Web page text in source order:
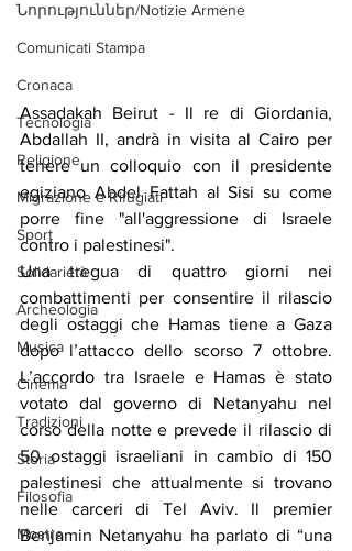
Նորություններ/Notizie Armene
Comunicati Stampa
Cronaca
Tecnologia
Religione
Migrazione e Rifugiati
Sport
Solidarietà
Archeologia
Musica
Cinema
Tradizioni
Storia
Filosofia
Mostre
Assadakah Beirut - Il re di Giordania,
Abdallah II, andrà in visita al Cairo per
tenere un colloquio con il presidente
egiziano Abdel Fattah al Sisi su come
porre fine "all'aggressione di Israele
contro i palestinesi".
Una tregua di quattro giorni nei
combattimenti per consentire il rilascio
degli ostaggi che Hamas tiene a Gaza
dopo l’attacco dello scorso 7 ottobre.
L’accordo tra Israele e Hamas è stato
votato dal governo di Netanyahu nel
corso della notte e prevede il rilascio di
50 ostaggi israeliani in cambio di 150
palestinesi che attualmente si trovano
nelle carceri di Tel Aviv. Il premier
Benjamin Netanyahu ha parlato di “una